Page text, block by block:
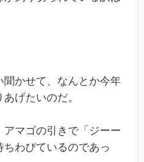
聞かせて、なんとか今年
げたいのだ。
アマゴの引きで「ジーー
わびているのであっ